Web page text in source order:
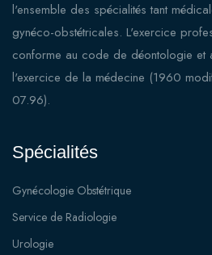
l'ensemble des spécialités tant
gynéco-obstétricales. L'exercice
conforme au code de déontologie et
l'exercice de la médecine (1960
07.96).
Spécialités
Gynécologie Obstétrique
Service de Radiologie
Urologie